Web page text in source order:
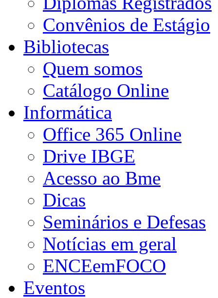
Convênios de Estágio
Bibliotecas
Quem somos
Catálogo Online
Informática
Office 365 Online
Drive IBGE
Acesso ao Bme
Dicas
Seminários e Defesas
Notícias em geral
ENCEemFOCO
Eventos